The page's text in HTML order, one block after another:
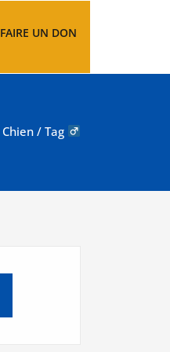
FAIRE UN DON
Chien/ Tag